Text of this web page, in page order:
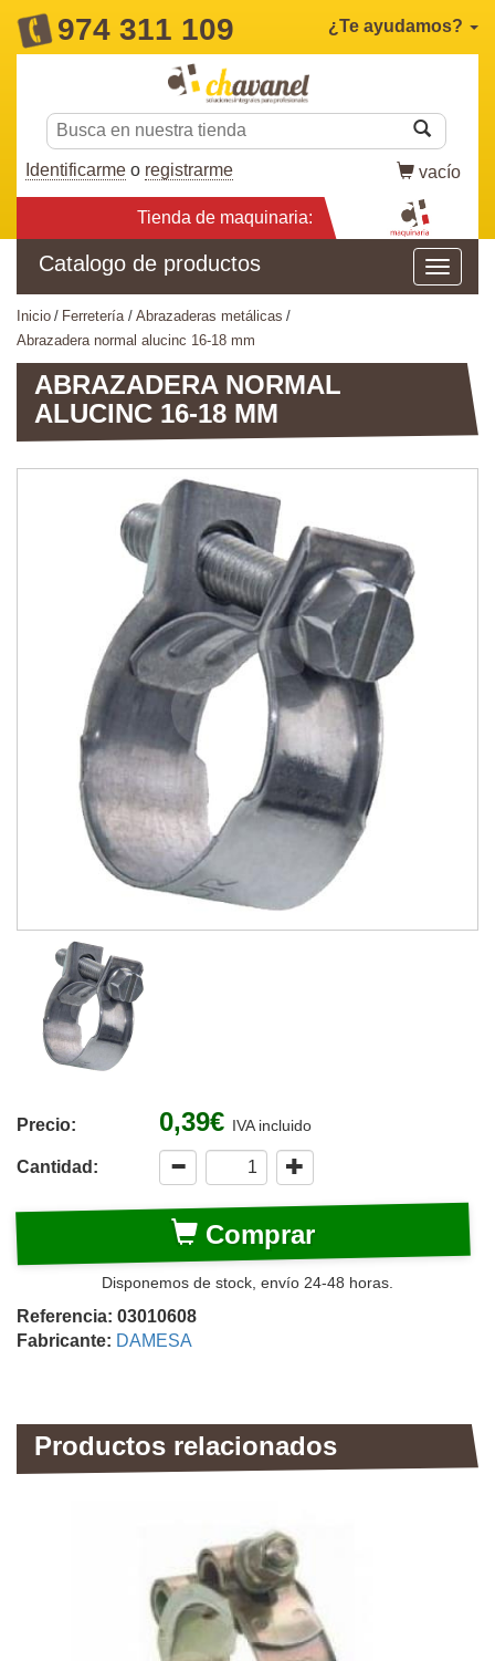
974 311 109 ¿Te ayudamos?
Identificarme o registrarme vacío
Tienda de maquinaria:
Catalogo de productos
inicio ferretería
abrazaderas metálicas
abrazadera normal alucinc 16-18 mm
ABRAZADERA NORMAL
ALUCINC 16-18 MM
Precio: 0,39€ IVA incluido
Cantidad:
Comprar
Disponemos de stock, envío 24-48 horas.
Referencia: 03010608
Fabricante: DAMESA
Productos relacionados